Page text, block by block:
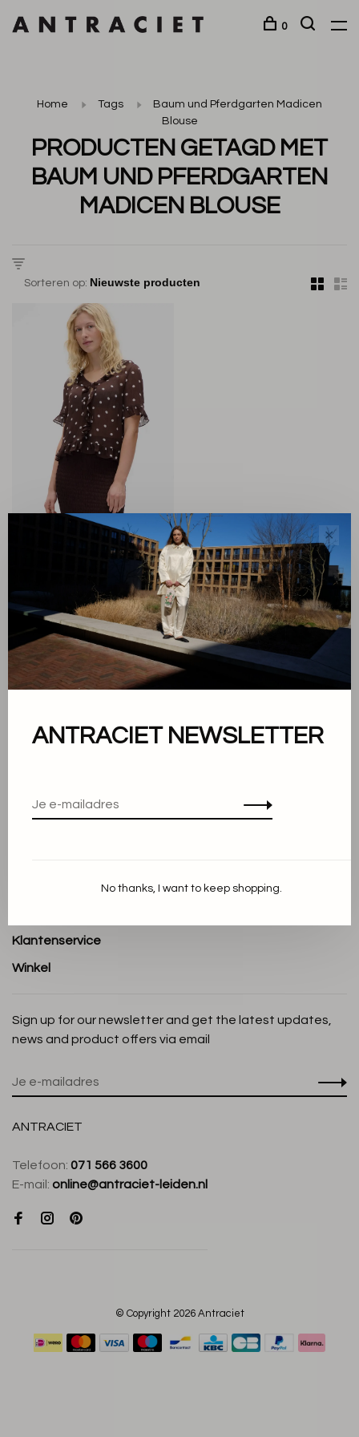
0
Home Tags
Baum und Pferdgarten Madicen
Blouse
PRODUCTEN GETAGD MET
BAUM UND PFERDGARTEN
MADICEN BLOUSE
Sorteren op:
Baum und Pferdgarten
Madicen Blouse
Sorteren op:
Algemene voorwaarden
Betaalmethoden
Klantenservice
Winkel
Sign up for our newsletter and get the latest updates,
news and product offers via email
ANTRACIET
Telefoon: 071 566 3600
E-mail: online@antraciet-leiden.nl
© Copyright 2026 Antraciet
✕
ANTRACIET NEWSLETTER
No thanks, I want to keep shopping.